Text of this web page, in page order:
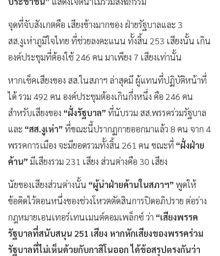
จุดที่จับสังเกตคือ เสียงข้างมากของ ฝ่ายรัฐบาลและ 3
สส.งูเห่าภูมิใจไทย ที่ช่วยลงคะแนน ทั้งสิ้น 253 เสียงนั้น เกิน
องค์ประชุมที่ต้องใช้ 246 คน มาเพียง 7 เสียงเท่านั้น
หากเช็คเสียงของ สส.ในสภาฯ ล่าสุดมี ผู้แทนที่ปฏิบัติหน้าที่
ได้ รวม 492 คน องค์ประชุมต้องเกินกึ่งหนึ่ง คือ 246 คน
สำหรับเสียงของ “ฝั่งรัฐบาล” ที่นับรวม สส.พรรคร่วมรัฐบาล
และ “สส.งูเห่า” ที่ขณะนี้ปรากฏกายออกมาแล้ว 8 คน จาก 4
พรรคการเมือง จะมียอดรวมทั้งสิ้น 261 คน ขณะที่ “ฝั่งฝ่าย
ค้าน” มีเสียงรวม 231 เสียง ส่วนต่างคือ 30 เสียง
นัยของเสียงส่วนต่างนั้น “ผู้นำฝ่ายค้านในสภาฯ” พูดให้
ข้อคิดไว้ตอนหนึ่งของช่วงโหวตตัดสินการปิดอภิปราย ต่อร่าง
กฎหมายเอนเทอร์เทนเมนต์คอมเพล็กซ์ ว่า “เสียงพรรค
รัฐบาลที่สนับสนุน 251 เสียง หากหักเสียงของพรรคร่วม
รัฐบาลที่ไม่เห็นด้วยกับกาสิโนออก ได้ข้อสรุปตรงกันว่า